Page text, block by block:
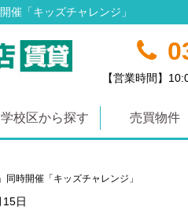
催「キッズチャレンジ」
【営業時間】
学校区から探す 売買物件
時開催「キッズチャレンジ」
日